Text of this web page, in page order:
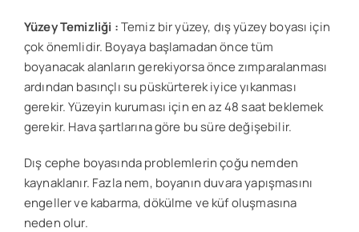
Yüzey Temizliği :Temiz bir yüzey, dış yüzey boyası için
çok önemlidir. Boyaya başlamadan önce tüm
boyanacak alanların gerekiyorsa önce zımparalanması
ardından basınçlı su püskürterek iyice yıkanması
gerekir. Yüzeyin kuruması için en az 48 saat beklemek
gerekir. Hava şartlarına göre bu süre değişebilir.
Dış cephe boyasında problemlerin çoğu nemden
kaynaklanır. Fazla nem, boyanın duvara yapışmasını
engeller ve kabarma, dökülme ve küf oluşmasına
neden olur.